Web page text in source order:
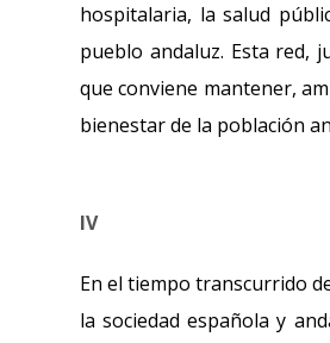
hospitalaria, la salud
pueblo andaluz. Esta red,
que conviene mantener,
bienestar de la población
IV
En el tiempo transcurrido
la sociedad española y